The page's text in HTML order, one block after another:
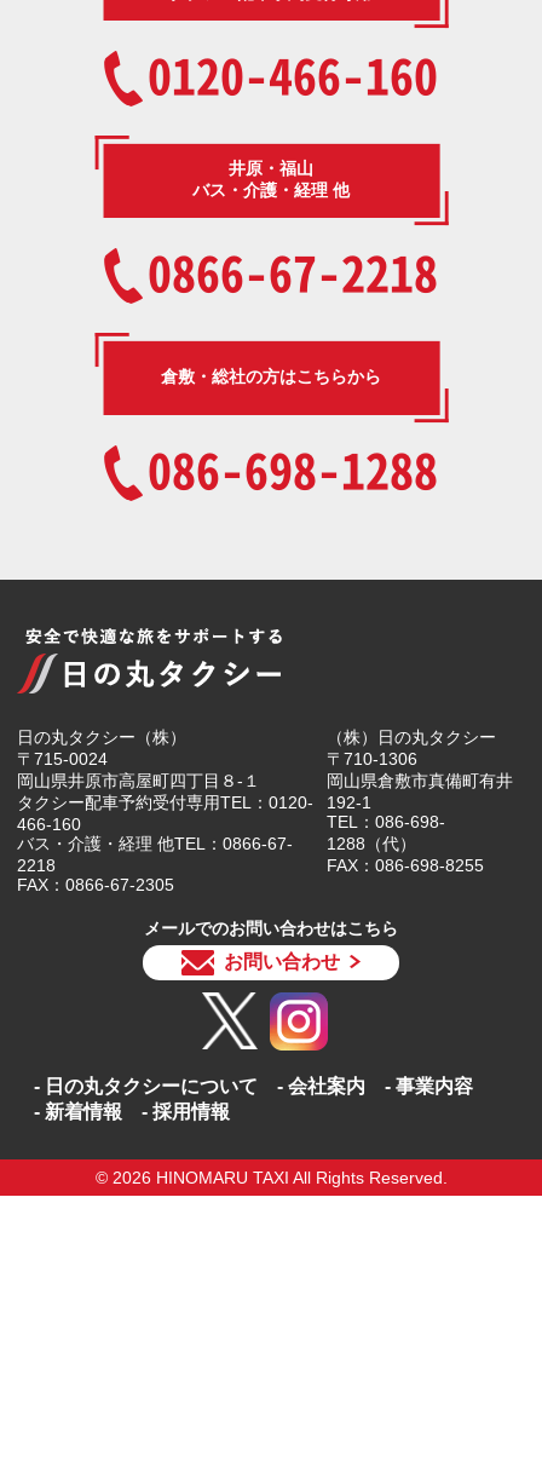
0120-466-160
井原・福山
バス・介護・経理 他
0866-67-2218
倉敷・総社の方はこちらから
086-698-1288
日の丸タクシー（株）
〒715-0024
岡山県井原市高屋町四丁目８-１
タクシー配車予約受付専用TEL：0120-
466-160
バス・介護・経理 他TEL：0866-67-
2218
FAX：0866-67-2305
（株）日の丸タクシー
〒710-1306
岡山県倉敷市真備町有井
192-1
TEL：086-698-
1288（代）
FAX：086-698-8255
メールでのお問い合わせはこちら
お問い合わせ
日の丸タクシーについて 会社案内
事業内容
新着情報
採用情報
© 2026 HINOMARU TAXI All Rights Reserved.